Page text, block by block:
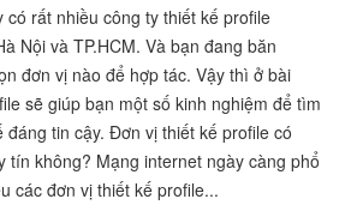
rất nhiều công ty thiết kế profile
Nội và TP.HCM. Và bạn đang băn
đơn vị nào để hợp tác. Vậy thì ở bài
sẽ giúp bạn một số kinh nghiệm để tìm
đáng tin cậy. Đơn vị thiết kế profile có
tín không? Mạng internet ngày càng phổ
các đơn vị thiết kế profile...